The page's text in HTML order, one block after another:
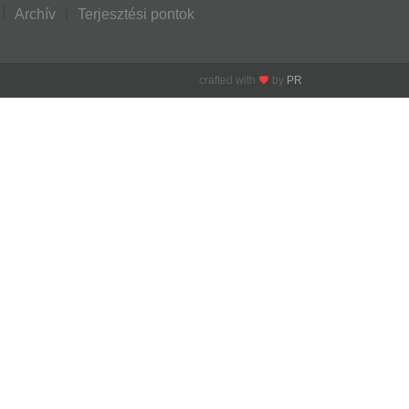
Archív Terjesztési pontok
crafted with by PR